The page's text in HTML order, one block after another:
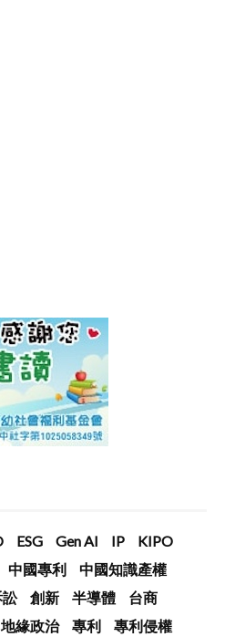
ESG Gen AI IP
KIPO
中國專利
中國知識產權
創新 半導體
台商
地緣政治 專利
專利侵權